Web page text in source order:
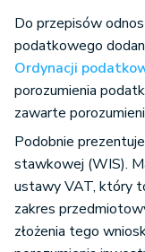
Do przepisów
podatkowego
Ordynacji
porozumienia
zawarte
Podobnie
stawkowej (WIS).
ustawy VAT, który
zakres
złożenia tego